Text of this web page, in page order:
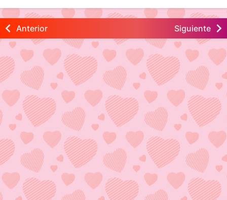
Anterior Siguiente